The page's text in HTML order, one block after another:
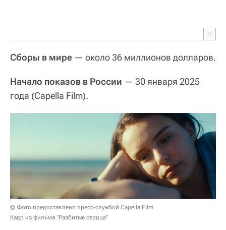
Сборы в мире — около 36 миллионов долларов.
Начало показов в России — 30 января 2025
года (Capella Film).
© Фото предоставлено пресс-службой Capella Film
Кадр из фильма "Разбитые сердца"